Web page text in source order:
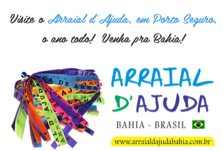
Visite oArraial d'Ajuda, em Porto Seguro,
o ano todo! Venha pra Bahia!